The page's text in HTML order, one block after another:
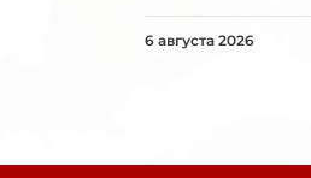
6 августа 2026